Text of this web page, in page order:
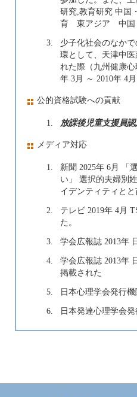
研究,教育研究 中国
育 東アジア 中国
3.
少子化社会のなか
環として、天津中
れた際（九州健康
年 3月 ～ 2010年 4月
公的資格試験への貢献
1. 放課後児童支援員
メディア対応
1.
新聞 2025年 6月
い」 選択的夫婦別
イデンティティと
2.
テレビ 2019年 4月
た。
3.
学会広報誌 2013年
4.
学会広報誌 2013年
掲載された
5.
日本心理学会発行
6.
日本発達心理学会